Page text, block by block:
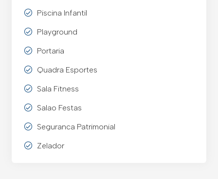
Piscina Infantil
Playground
Portaria
Quadra Esportes
Sala Fitness
Salao Festas
Seguranca Patrimonial
Zelador